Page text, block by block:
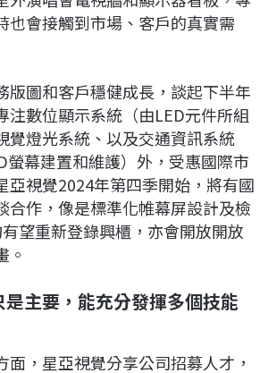
也會接觸到市場、客戶的真實需
版圖和客戶穩健成長，談起下半年
注數位顯示系統（由LED元件所組
覺燈光系統、以及交通資訊系統
螢幕建置和維護）外，受惠國際市
亞視覺2024年第四季開始，將有國
合作，像是標準化帷幕屏設計及檢
望重新登錄興櫃，亦會開放開放
。
主要，能充分發揮多個技能
面，星亞視覺分享公司招募人才，